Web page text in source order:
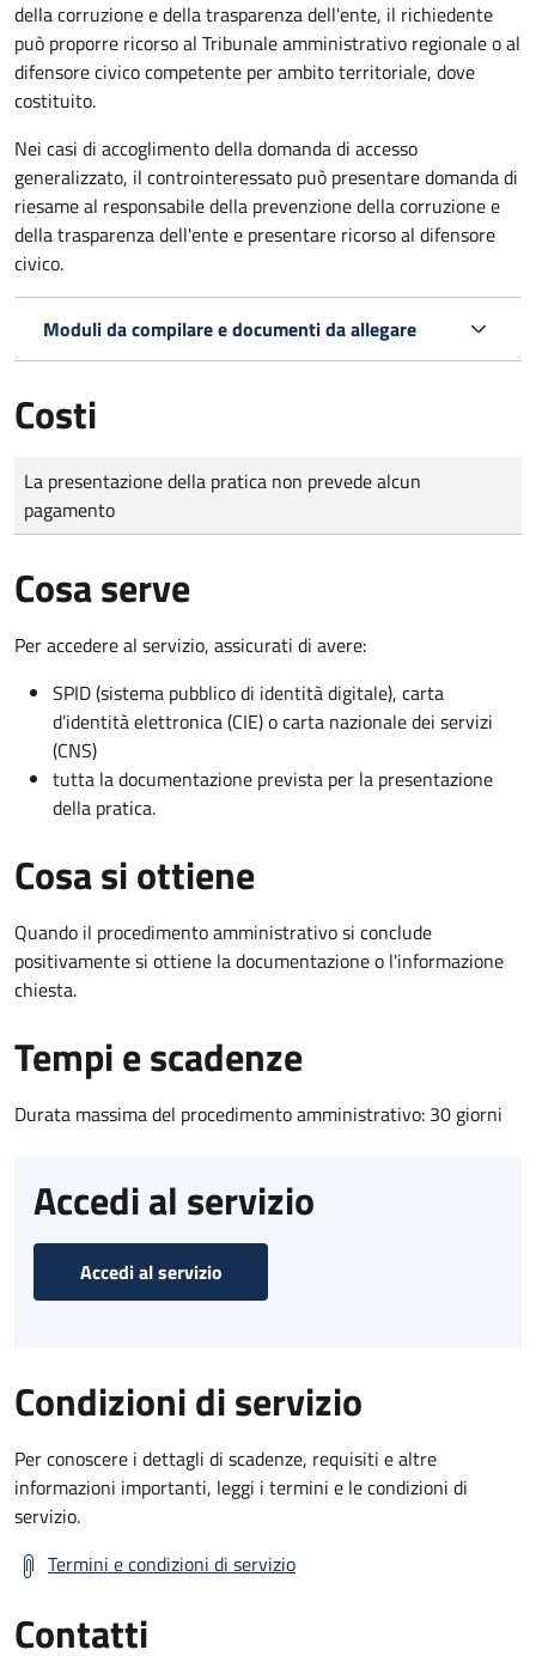
della corruzione e della trasparenza dell'ente, il richiedente
può proporre ricorso al Tribunale amministrativo regionale o al
difensore civico competente per ambito territoriale, dove
costituito.
Nei casi di accoglimento della domanda di accesso
generalizzato, il controinteressato può presentare domanda di
riesame al responsabile della prevenzione della corruzione e
della trasparenza dell'ente e presentare ricorso al difensore
civico.
Moduli da compilare e documenti da allegare
Costi
Tipo di pagamento
Importo
La presentazione della pratica non prevede alcun
pagamento
Cosa serve
Per accedere al servizio, assicurati di avere:
SPID (sistema pubblico di identità digitale), carta
d’identità elettronica (CIE) o carta nazionale dei servizi
(CNS)
tutta la documentazione prevista per la presentazione
della pratica.
Cosa si ottiene
Quando il procedimento amministrativo si conclude
positivamente si ottiene la documentazione o l'informazione
chiesta.
Tempi e scadenze
Durata massima del procedimento amministrativo: 30 giorni
Accedi al servizio
Accedi al servizio
Condizioni di servizio
Per conoscere i dettagli di scadenze, requisiti e altre
informazioni importanti, leggi i termini e le condizioni di
servizio.
Termini e condizioni di servizio
Contatti